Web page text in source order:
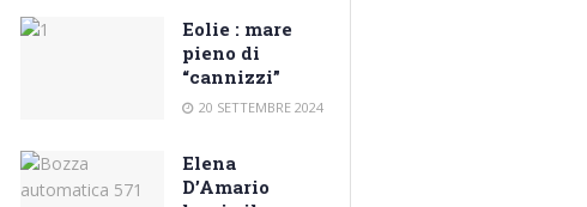
Eolie : mare
pieno di
“cannizzi”
20 SETTEMBRE 2024
Elena
D’Amario